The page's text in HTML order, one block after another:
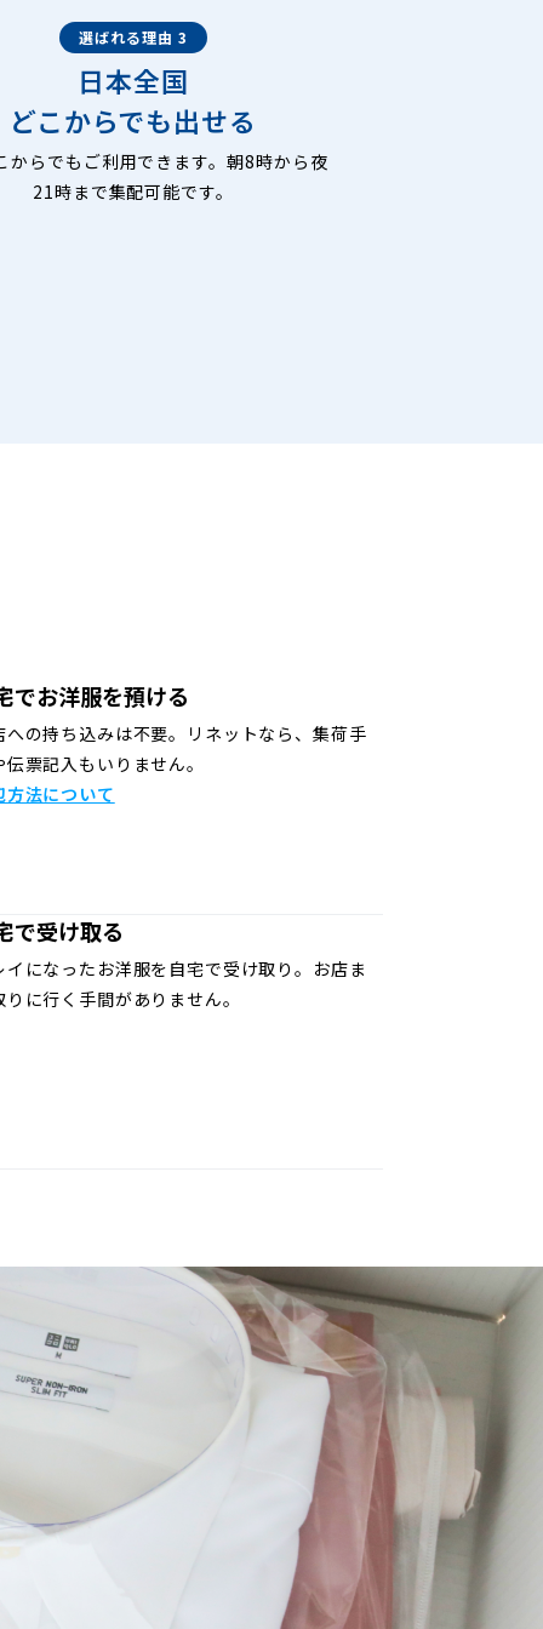
選ばれる理由 3
日本全国
どこからでも出せる
からでもご利用できます。朝8時から夜
21時まで集配可能です。
でお洋服を預ける
への持ち込みは不要。リネットなら、集荷手
伝票記入もいりません。
方法について
で受け取る
イになったお洋服を自宅で受け取り。お店ま
りに行く手間がありません。